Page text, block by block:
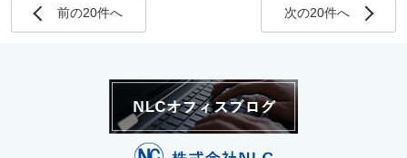
前の20件へ 次の20件へ